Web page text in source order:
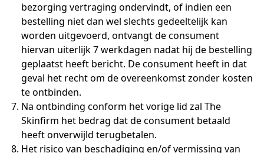
bezorging vertraging ondervindt, of indien een
bestelling niet dan wel slechts gedeeltelijk kan
worden uitgevoerd, ontvangt de consument
hiervan uiterlijk 7 werkdagen nadat hij de bestelling
geplaatst heeft bericht. De consument heeft in dat
geval het recht om de overeenkomst zonder kosten
te ontbinden.
Na ontbinding conform het vorige lid zal The
Skinfirm het bedrag dat de consument betaald
heeft onverwijld terugbetalen.
Het risico van beschadiging en/of vermissing van